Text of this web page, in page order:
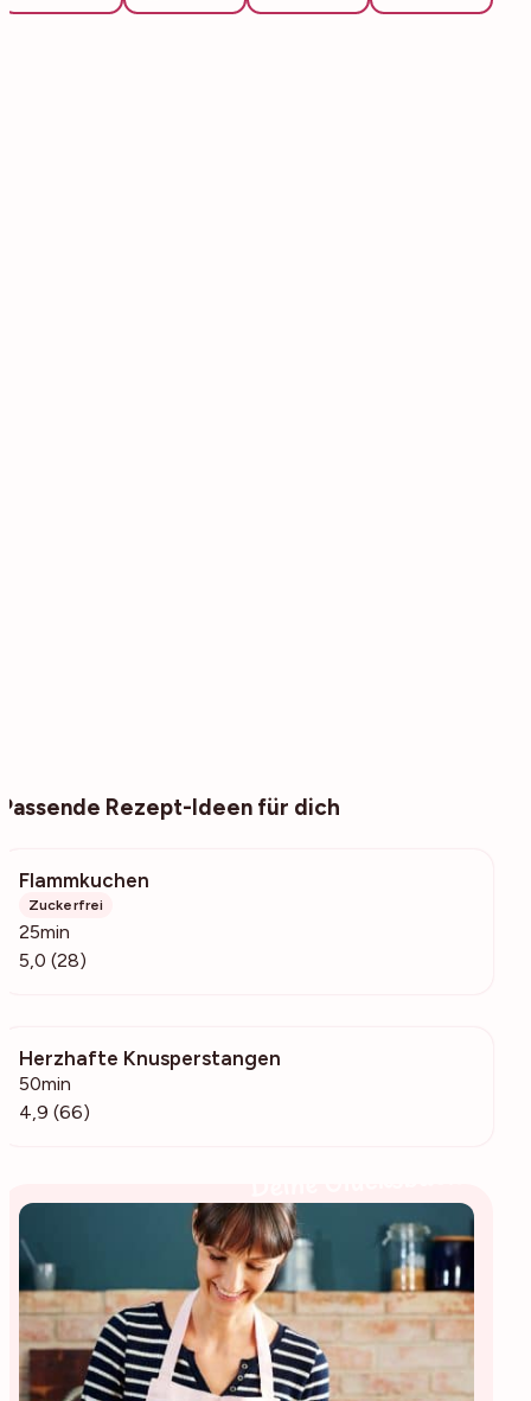
Passende Rezept-Ideen für dich
Flammkuchen
Zuckerfrei
25min
5,0 (28)
Herzhafte Knusperstangen
50min
4,9 (66)